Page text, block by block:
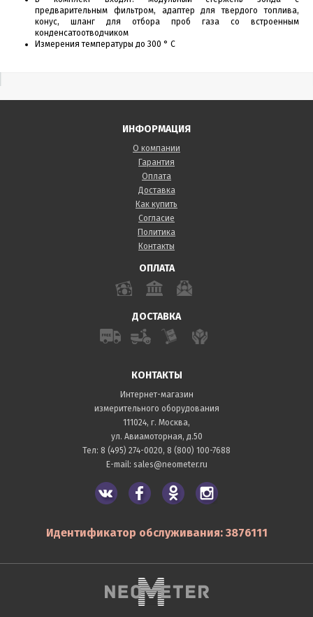
предварительным фильтром, адаптер для твердого топлива,
конус, шланг для отбора проб газа со встроенным
конденсатоотводчиком
Измерения температуры до 300 ° C
ИНФОРМАЦИЯ
О компании
Гарантия
Оплата
Доставка
Как купить
Согласие
Политика
Контакты
ОПЛАТА
ДОСТАВКА
КОНТАКТЫ
Интернет-магазин
измерительного оборудования
111024, г. Москва,
ул. Авиамоторная, д.50
Тел: 8 (495) 274-0020, 8 (800) 100-7688
E-mail: sales@neometer.ru
Идентификатор обслуживания: 3876111